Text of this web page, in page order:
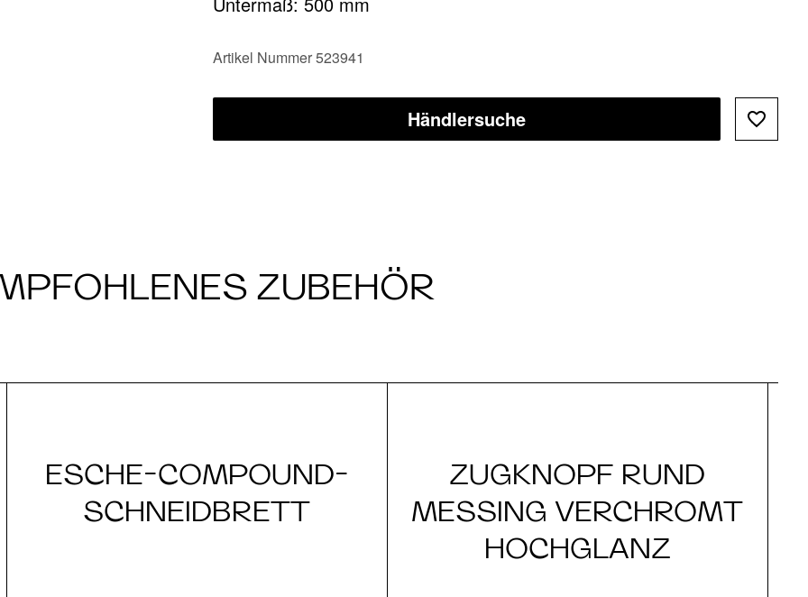
Artikel Nummer 523941
Händlersuche
ZUBEHÖR
ESCHE-COMPOUND-
SCHNEIDBRETT
ZUGKNOPF RUND
MESSING VERCHROMT
HOCHGLANZ